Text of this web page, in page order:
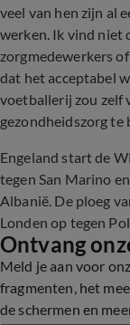
veel van hen zijn al
werken. Ik vind niet
zorgmedewerkers
dat het acceptabel
voetballerij zou zelf
gezondheidszorg te
Engeland start de
tegen San Marino
Albanië. De ploeg
Londen op tegen
Ontvang
Meld je aan voor
fragmenten, het
de schermen en